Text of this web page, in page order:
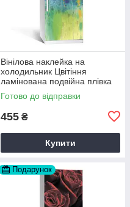
Вінілова наклейка на
холодильник Цвітіння
ламінована подвійна плівка
самоклеюча 60х180 см
Happy Pocket Z180074
Готово до відправки
455 ₴
Купити
Подарунок